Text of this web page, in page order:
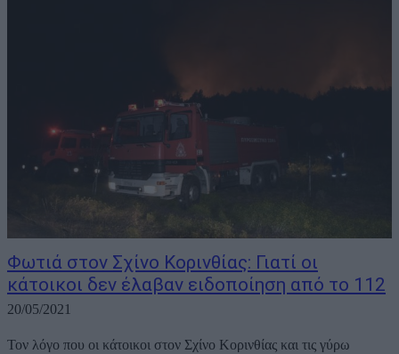
Φωτιά στον Σχίνο Κορινθίας: Γιατί οι
κάτοικοι δεν έλαβαν ειδοποίηση από το 112
20/05/2021
Τον λόγο που οι κάτοικοι στον Σχίνο Κορινθίας και τις γύρω